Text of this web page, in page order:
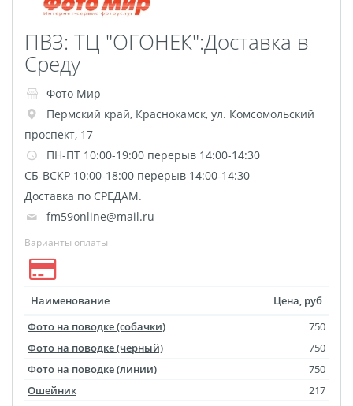
Плакаты и постеры
Печать на баннере,
сетке
Печать на пленке,
наклейки
Печать на бэклите
Печать на холсте
Оформление картин
Папки
Печать подарочных
сертификатов
Холст-Декор на
подрамнике
Выпускные виньетки
Рамки
Багет
Портрет ветерана
Бокс для карточек
Инстамагнит
ПВЗ: ТЦ "ОГОНЕК":Доставка в
Среду
Фото Мир
Пермский край, Краснокамск, ул. Комсомольский
проспект, 17
ПН-ПТ 10:00-19:00 перерыв 14:00-14:30
СБ-ВСКР 10:00-18:00 перерыв 14:00-14:30
Доставка по СРЕДАМ.
fm59online@mail.ru
Варианты оплаты
Наименование
Цена, руб
Фото на поводке (собачки)
750
Фото на поводке (черный)
750
Фото на поводке (линии)
750
Ошейник
217